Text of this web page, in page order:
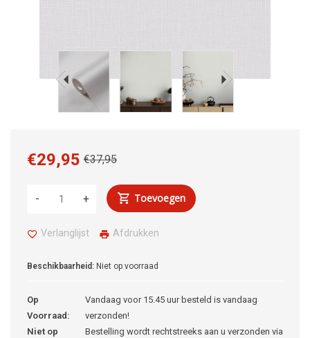
€37,95
€29,95
+
- Toevoegen
Verlanglijst Afdrukken
Beschikbaarheid: Niet op voorraad
Op
Voorraad:
Vandaag voor 15.45 uur besteld is vandaag
verzonden!
Niet op
Bestelling wordt rechtstreeks aan u verzonden via